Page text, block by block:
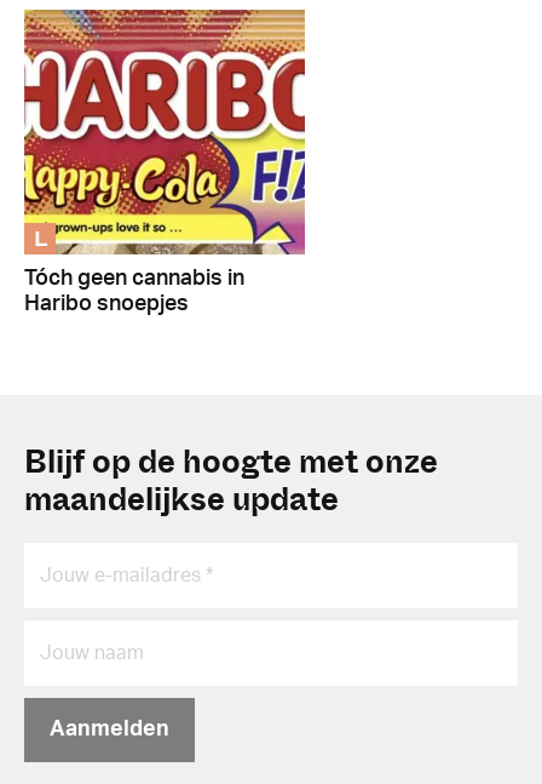
L
Tóch geen cannabis in
Haribo snoepjes
Blijf op de hoogte met onze
maandelijkse update
Aanmelden